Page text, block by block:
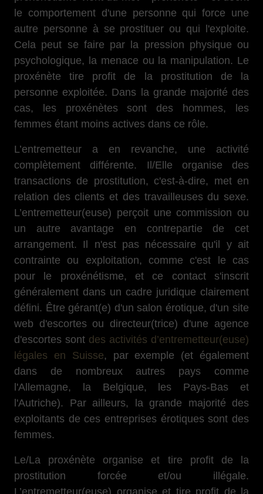
le comportement d'une personne qui force une
autre personne à se prostituer ou qui l'exploite.
Cela peut se faire par la pression physique ou
psychologique, la menace ou la manipulation. Le
proxénète tire profit de la prostitution de la
personne exploitée. Dans la grande majorité des
cas, les proxénètes sont des hommes, les
femmes étant moins actives dans ce rôle.
L’entremetteur a en revanche, une activité
complètement différente. Il/Elle organise des
transactions de prostitution, c'est-à-dire, met en
relation des clients et des travailleuses du sexe.
L’entremetteur(euse) perçoit une commission ou
un autre avantage en contrepartie de cet
arrangement. Il n'est pas nécessaire qu'il y ait
contrainte ou exploitation, comme c'est le cas
pour le proxénétisme, et ce contact s'inscrit
généralement dans un cadre juridique clairement
défini. Être gérant(e) d'un salon érotique, d'un site
web d'escortes ou directeur(trice) d'une agence
d'escortes sont des activités d’entremetteur(euse)
légales en Suisse, par exemple (et également
dans de nombreux autres pays comme
l'Allemagne, la Belgique, les Pays-Bas et
l'Autriche). Par ailleurs, la grande majorité des
exploitants de ces entreprises érotiques sont des
femmes.
Le/La proxénète organise et tire profit de la
prostitution forcée et/ou illégale.
L’entremetteur(euse) organise et tire profit de la